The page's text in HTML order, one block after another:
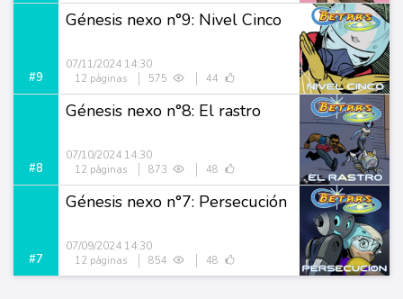
#9
Génesis nexo n°9: Nivel Cinco
07/11/2024 14:30
12 páginas 575 44
#8
Génesis nexo n°8: El rastro
07/10/2024 14:30
12 páginas 873 48
#7
Génesis nexo n°7: Persecución
07/09/2024 14:30
12 páginas 854 48